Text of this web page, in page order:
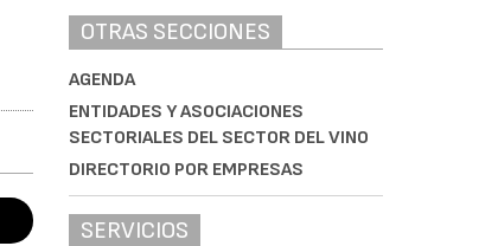
OTRAS SECCIONES
AGENDA
ENTIDADES Y ASOCIACIONES
SECTORIALES DEL SECTOR DEL VINO
DIRECTORIO POR EMPRESAS
SERVICIOS